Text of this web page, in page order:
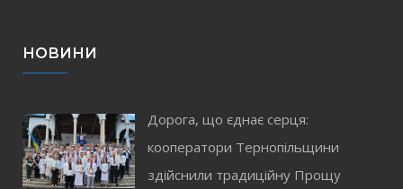
НОВИНИ
Дорога, що єднає серця:
кооператори Тернопільщини
здійснили традиційну Прощу